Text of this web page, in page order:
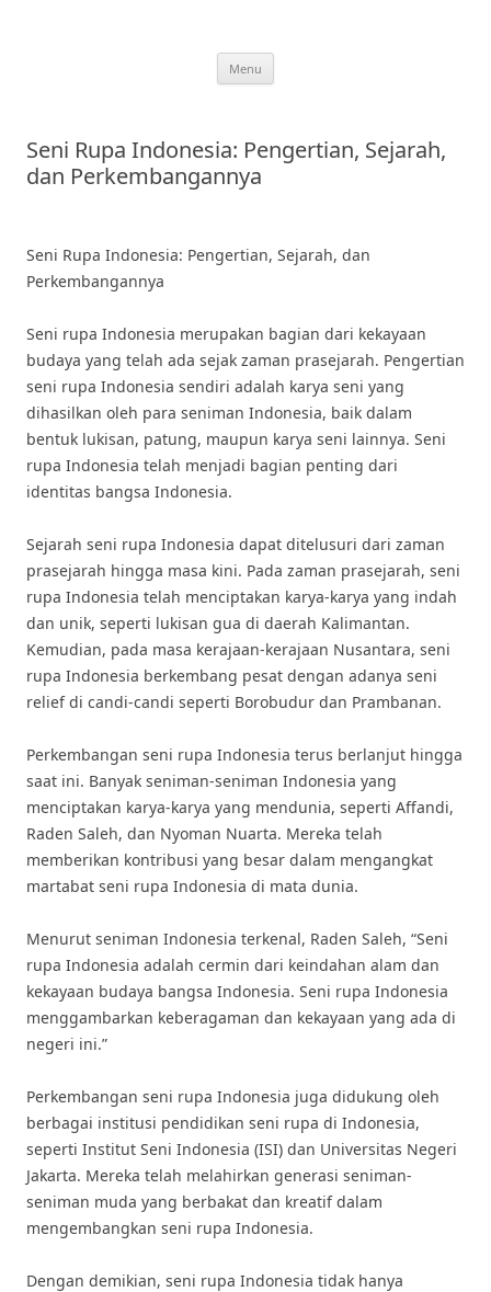
Menu
Seni Rupa Indonesia: Pengertian, Sejarah,
dan Perkembangannya
Seni Rupa Indonesia: Pengertian, Sejarah, dan
Perkembangannya
Seni rupa Indonesia merupakan bagian dari kekayaan
budaya yang telah ada sejak zaman prasejarah. Pengertian
seni rupa Indonesia sendiri adalah karya seni yang
dihasilkan oleh para seniman Indonesia, baik dalam
bentuk lukisan, patung, maupun karya seni lainnya. Seni
rupa Indonesia telah menjadi bagian penting dari
identitas bangsa Indonesia.
Sejarah seni rupa Indonesia dapat ditelusuri dari zaman
prasejarah hingga masa kini. Pada zaman prasejarah, seni
rupa Indonesia telah menciptakan karya-karya yang indah
dan unik, seperti lukisan gua di daerah Kalimantan.
Kemudian, pada masa kerajaan-kerajaan Nusantara, seni
rupa Indonesia berkembang pesat dengan adanya seni
relief di candi-candi seperti Borobudur dan Prambanan.
Perkembangan seni rupa Indonesia terus berlanjut hingga
saat ini. Banyak seniman-seniman Indonesia yang
menciptakan karya-karya yang mendunia, seperti Affandi,
Raden Saleh, dan Nyoman Nuarta. Mereka telah
memberikan kontribusi yang besar dalam mengangkat
martabat seni rupa Indonesia di mata dunia.
Menurut seniman Indonesia terkenal, Raden Saleh, “Seni
rupa Indonesia adalah cermin dari keindahan alam dan
kekayaan budaya bangsa Indonesia. Seni rupa Indonesia
menggambarkan keberagaman dan kekayaan yang ada di
negeri ini.”
Perkembangan seni rupa Indonesia juga didukung oleh
berbagai institusi pendidikan seni rupa di Indonesia,
seperti Institut Seni Indonesia (ISI) dan Universitas Negeri
Jakarta. Mereka telah melahirkan generasi seniman-
seniman muda yang berbakat dan kreatif dalam
mengembangkan seni rupa Indonesia.
Dengan demikian, seni rupa Indonesia tidak hanya